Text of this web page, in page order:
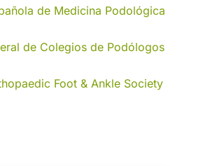
de Medicina Podológica
de Colegios de Podólogos
Foot & Ankle Society